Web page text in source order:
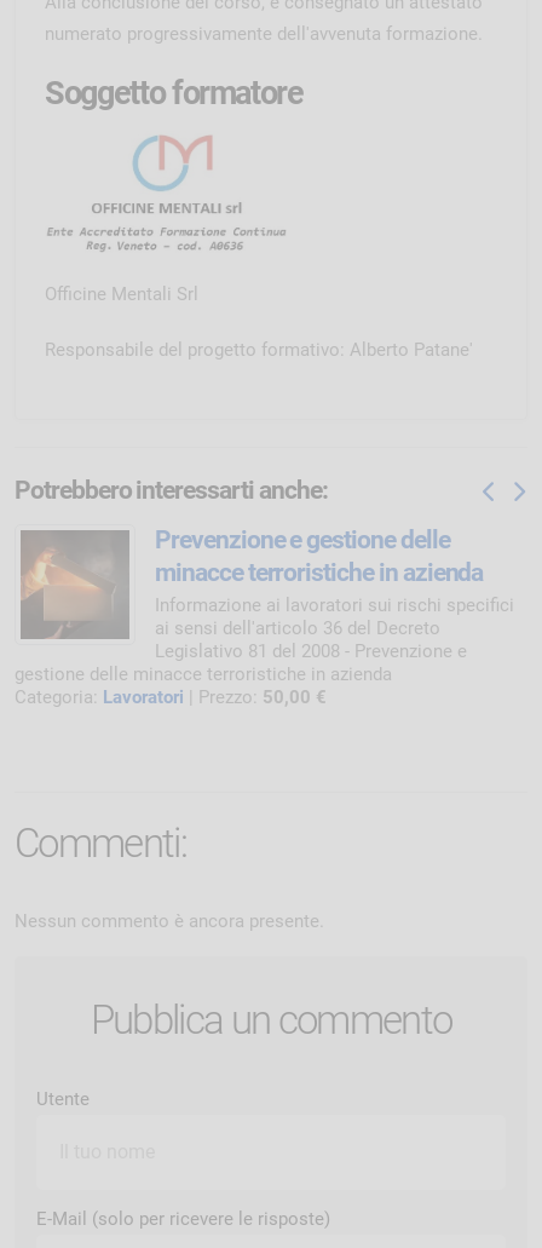
numerato progressivamente dell'avvenuta formazione.
Soggetto formatore
Officine Mentali Srl
Responsabile del progetto formativo: Alberto Patane'
Potrebbero interessarti anche:
La valutazione che valorizza
Corso online di formazione su come
riconoscere le persone per esaltarne i
e le qualità
Categoria:Management| Prezzo:
Commenti:
Nessun commento è ancora presente.
Pubblica un commento
Utente
E-Mail (solo per ricevere le risposte)